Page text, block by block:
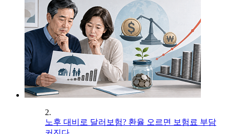
2.
노후 대비로 달러보험? 환율 오르면 보험료 부담